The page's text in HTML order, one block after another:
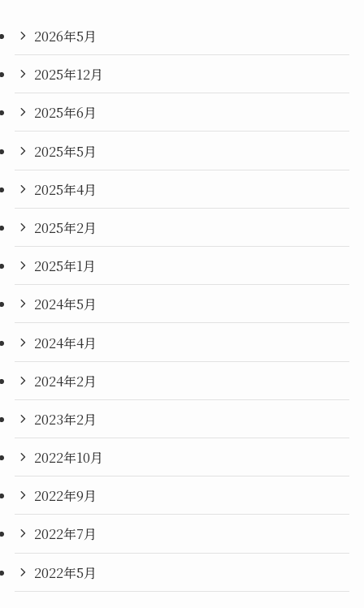
2026年5月
2025年12月
2025年6月
2025年5月
2025年4月
2025年2月
2025年1月
2024年5月
2024年4月
2024年2月
2023年2月
2022年10月
2022年9月
2022年7月
2022年5月